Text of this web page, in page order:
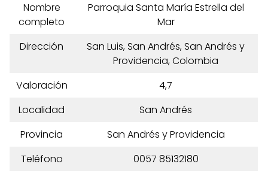
Nombre
completo
Parroquia Santa María Estrella del
Mar
Dirección
San Luis, San Andrés, San Andrés y
Providencia, Colombia
Valoración
4,7
Localidad
San Andrés
Provincia
San Andrés y Providencia
Teléfono
0057 85132180